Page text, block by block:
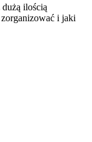
ilością
i jaki